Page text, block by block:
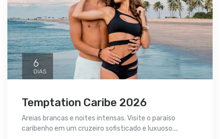
6
DIAS
Temptation Caribe 2026
Areias brancas e noites intensas. Visite o paraíso
caribenho em um cruzeiro sofisticado e luxuoso....